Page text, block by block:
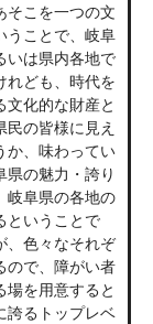
そこを一つの文
うことで、岐阜
いは県内各地で
れども、時代を
文化的な財産と
の皆様に見え
か、味わってい
県の魅力・誇り
岐阜県の各地の
ということで
、色々なそれぞ
ので、障がい者
場を用意すると
誇るトップレベ